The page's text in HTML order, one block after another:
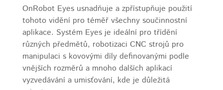
OnRobot Eyes usnadňuje a zpřístupňuje použití
tohoto vidění pro téměř všechny součinnostní
aplikace. Systém Eyes je ideální pro třídění
různých předmětů, robotizaci CNC strojů pro
manipulaci s kovovými díly definovanými podle
vnějších rozměrů a mnoho dalších aplikací
vyzvedávání a umisťování, kde je důležitá